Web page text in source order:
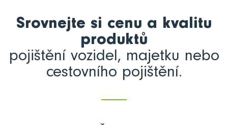
Srovnejte si cenu a kvalitu
produktů
pojištění vozidel, majetku nebo
cestovního pojištění.